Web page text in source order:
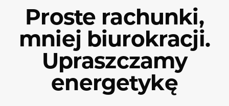
Proste rachunki,
mniej biurokracji.
Upraszczamy
energetykę